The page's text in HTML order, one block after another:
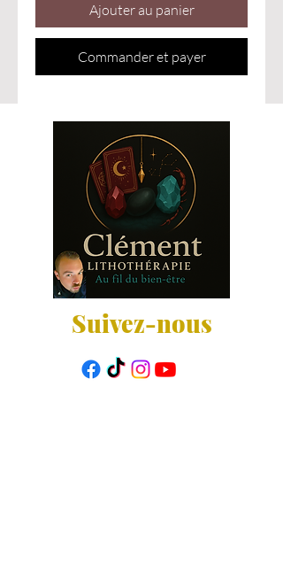
Ajouter au panier
Commander et payer
Suivez-nous